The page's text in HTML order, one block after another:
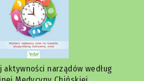
aktywności narządów według